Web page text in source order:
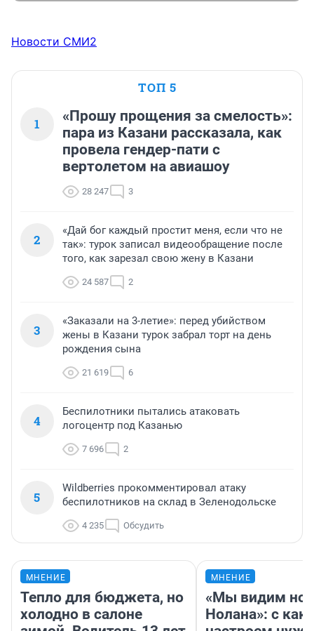
Новости СМИ2
ТОП 5
1
«Прошу прощения за смелость»:
пара из Казани рассказала, как
провела гендер-пати с
вертолетом на авиашоу
28 247 3
2
«Дай бог каждый простит меня, если что не
так»: турок записал видеообращение после
того, как зарезал свою жену в Казани
24 587 2
3
«Заказали на 3-летие»: перед убийством
жены в Казани турок забрал торт на день
рождения сына
21 619 6
4
Беспилотники пытались атаковать
логоцентр под Казанью
7 696 2
5
Wildberries прокомментировал атаку
беспилотников на склад в Зеленодольске
4 235 Обсудить
МНЕНИЕ
Тепло для бюджета, но
холодно в салоне
МНЕНИЕ
«Мы видим
Нолана»: с